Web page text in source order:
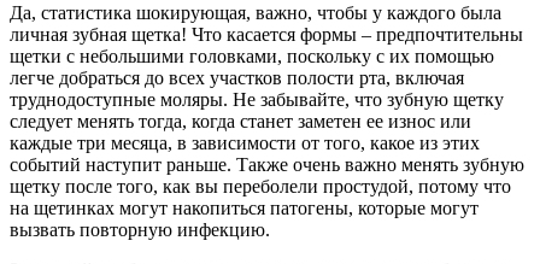
Да, статистика шокирующая, важно, чтобы у каждого была
личная зубная щетка! Что касается формы – предпочтительны
щетки с небольшими головками, поскольку с их помощью
легче добраться до всех участков полости рта, включая
труднодоступные моляры. Не забывайте, что зубную щетку
следует менять тогда, когда станет заметен ее износ или
каждые три месяца, в зависимости от того, какое из этих
событий наступит раньше. Также очень важно менять зубную
щетку после того, как вы переболели простудой, потому что
на щетинках могут накопиться патогены, которые могут
вызвать повторную инфекцию.